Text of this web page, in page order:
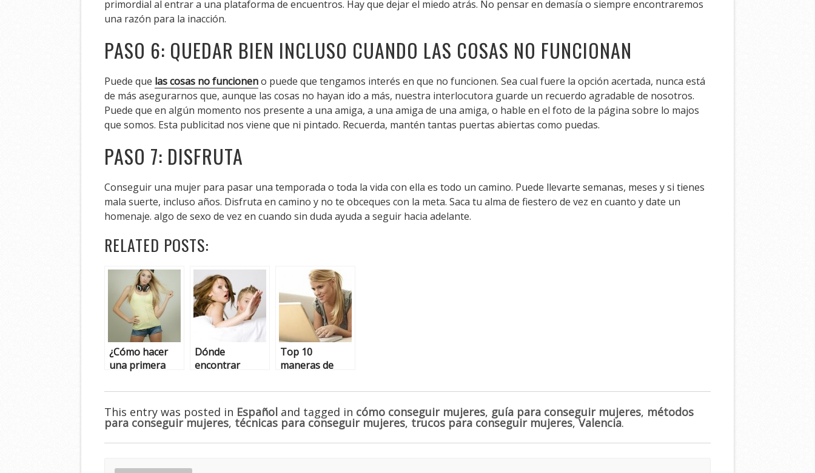
primordial al entrar a una plataforma de encuentros. Hay que dejar el miedo atrás. No pensar en demasía o siempre encontraremos
una razón para la inacción.
PASO 6: QUEDAR BIEN INCLUSO CUANDO LAS COSAS NO FUNCIONAN
Puede que las cosas no funcioneno puede que tengamos interés en que no funcionen. Sea cual fuere la opción acertada, nunca está
de más asegurarnos que, aunque las cosas no hayan ido a más, nuestra interlocutora guarde un recuerdo agradable de nosotros.
Puede que en algún momento nos presente a una amiga, a una amiga de una amiga, o hable en el foto de la página sobre lo majos
que somos. Esta publicitad nos viene que ni pintado. Recuerda, mantén tantas puertas abiertas como puedas.
PASO 7: DISFRUTA
Conseguir una mujer para pasar una temporada o toda la vida con ella es todo un camino. Puede llevarte semanas, meses y si tienes
mala suerte, incluso años. Disfruta en camino y no te obceques con la meta. Saca tu alma de fiestero de vez en cuanto y date un
homenaje. algo de sexo de vez en cuando sin duda ayuda a seguir hacia adelante.
RELATED POSTS:
¿Cómo hacer
una primera
con mujeres?
Dónde
encontrar
Top 10
maneras de
a hablar con
mujeres
This entry was posted in Español and tagged in cómo conseguir mujeres, guía para conseguir mujeres, métodos
para conseguir mujeres, técnicas para conseguir mujeres, trucos para conseguir mujeres,Valencia.